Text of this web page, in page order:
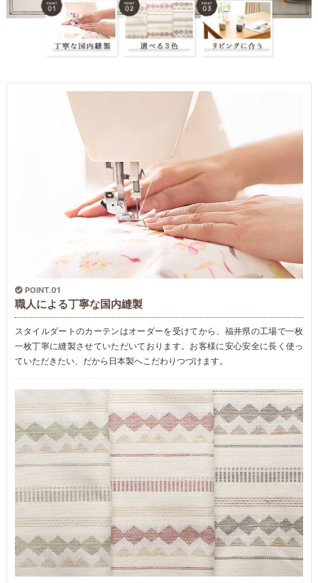
POINT.01
職人による丁寧な国内縫製
スタイルダートのカーテンはオーダーを受けてから、福井県の工場で一枚
一枚丁寧に縫製させていただいております。お客様に安心安全に長く使っ
ていただきたい、だから日本製へこだわりつづけます。